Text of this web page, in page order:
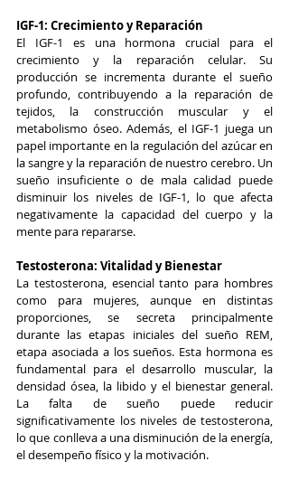
IGF-1: Crecimiento y Reparación
El IGF-1 es una hormona crucial para el
crecimiento y la reparación celular. Su
producción se incrementa durante el sueño
profundo, contribuyendo a la reparación de
tejidos, la construcción muscular y el
metabolismo óseo. Además, el IGF-1 juega un
papel importante en la regulación del azúcar en
la sangre y la reparación de nuestro cerebro. Un
sueño insuficiente o de mala calidad puede
disminuir los niveles de IGF-1, lo que afecta
negativamente la capacidad del cuerpo y la
mente para repararse.
Testosterona: Vitalidad y Bienestar
La testosterona, esencial tanto para hombres
como para mujeres, aunque en distintas
proporciones, se secreta principalmente
durante las etapas iniciales del sueño REM,
etapa asociada a los sueños. Esta hormona es
fundamental para el desarrollo muscular, la
densidad ósea, la libido y el bienestar general.
La falta de sueño puede reducir
significativamente los niveles de testosterona,
lo que conlleva a una disminución de la energía,
el desempeño físico y la motivación.